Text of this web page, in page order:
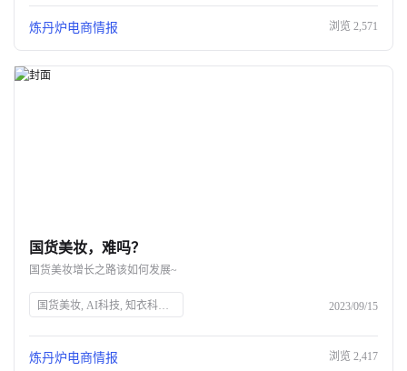
炼丹炉电商情报 浏览 2,571
国货美妆，难吗？
国货美妆增长之路该如何发展~
国货美妆, AI科技, 知衣科技, 服装AI大数据, 国潮, 品牌营销, 消费升级, 电商直播, 数据分析, 美妆市场 2023/09/15
炼丹炉电商情报 浏览 2,417